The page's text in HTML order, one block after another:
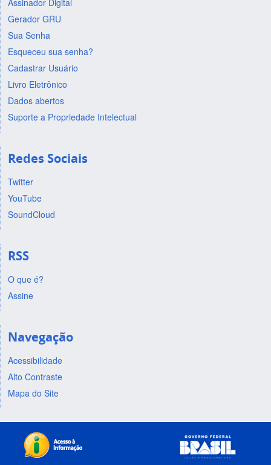
Assinador Digital
Gerador GRU
Sua Senha
Esqueceu sua senha?
Cadastrar Usuário
Livro Eletrônico
Dados abertos
Suporte a Propriedade Intelectual
Redes Sociais
Twitter
YouTube
SoundCloud
RSS
O que é?
Assine
Navegação
Acessibilidade
Alto Contraste
Mapa do Site